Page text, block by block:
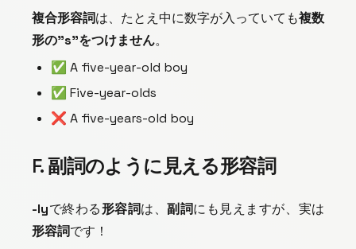
複合形容詞は、たとえ中に数字が入っていても複数
形の"s"をつけません。
✅ A five-year-old boy
✅ Five-year-olds
❌ A five-years-old boy
F. 副詞のように見える形容詞
-lyで終わる形容詞は、副詞にも見えますが、実は
形容詞です！